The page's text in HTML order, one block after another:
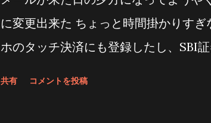
苦茶使うんだけどねぇ ソニーユーザー
てるから、タスクボタンは使わないの
っ
に変更出来た ちょっと時間掛かりす
ホのタッチ決済にも登録したし、SBI
共有 コメントを投稿